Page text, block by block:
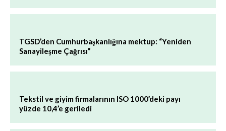
TGSD’den Cumhurbaşkanlığına mektup: “Yeniden
Sanayileşme Çağrısı”
Tekstil ve giyim firmalarının ISO 1000’deki payı
yüzde 10,4’e geriledi